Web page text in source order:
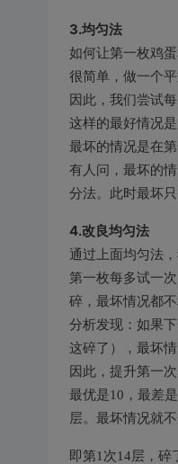
3.均匀法
如何让第一枚鸡
很简单，做一个
因此，我们尝试
这样的最好情况
最坏的情况是在
有人问，最坏的
分法。此时最坏只
4.改良均匀法
通过上面均匀法
第一枚每多试一
碎，最坏情况都不
分析发现：如果
这碎了），最坏情
因此，提升第一
最优是10，最差
层。最坏情况就不
即第1次14层，碎